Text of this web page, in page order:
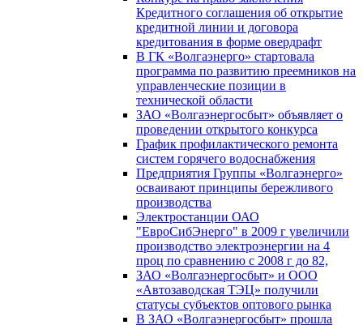
Кредитного соглашения об открытие
кредитной линии и договора
кредитования в форме овердрафт
В ГК «Волгаэнерго» стартовала
программа по развитию преемников на
управленческие позиции в
технической области
ЗАО «Волгаэнергосбыт» объявляет о
проведении открытого конкурса
График профилактического ремонта
систем горячего водоснабжения
Предприятия Группы «Волгаэнерго»
осваивают принципы бережливого
производства
Электростанции ОАО
"ЕвроСибЭнерго" в 2009 г увеличили
производство электроэнергии на 4
проц по сравнению с 2008 г до 82,
ЗАО «Волгаэнергосбыт» и ООО
«Автозаводская ТЭЦ» получили
статусы субъектов оптового рынка
В ЗАО «Волгаэнергосбыт» прошла